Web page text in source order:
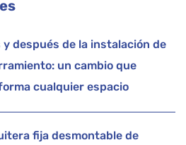
después de la instalación de
un cambio que
cualquier espacio
fija desmontable de